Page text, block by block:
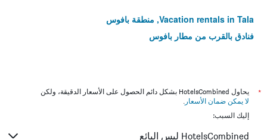
Vacation rentals in Tala, منطقة بافوس
فنادق بالقرب من مطار بافوس
*
يحاول HotelsCombined بشكل دائم الحصول على الأسعار الدقيقة، ولكن
لا يمكن ضمان الأسعار .
إليك السبب:
HotelsCombined ليس البائع